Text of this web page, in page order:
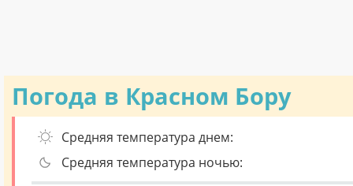
Погода в Красном Бору
Средняя температура днем:
Средняя температура ночью: